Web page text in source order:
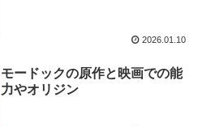
2026.01.10
モードックの原作と映画での能
力やオリジン